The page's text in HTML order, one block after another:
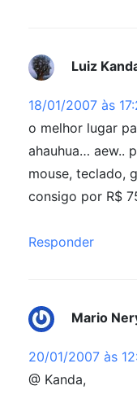
Luiz
18/01/2007 às
o melhor lugar
ahauhua… aew..
mouse, teclado,
consigo por R$
Responder
Mario
20/01/2007 às
@ Kanda,